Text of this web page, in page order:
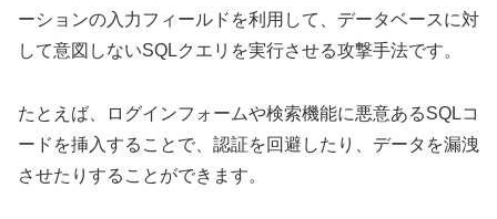
ーションの入力フィールドを利用して、データベースに対
して意図しないSQLクエリを実行させる攻撃手法です。
たとえば、ログインフォームや検索機能に悪意あるSQLコ
ードを挿入することで、認証を回避したり、データを漏洩
させたりすることができます。